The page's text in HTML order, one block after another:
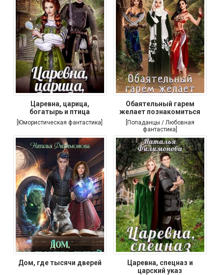
Царевна, царица,
богатырь и птица
[Юмористическая фантастика]
Обаятельный гарем
желает познакомиться
[Попаданцы / Любовная
фантастика]
Дом, где тысячи дверей
Царевна, спецназ и
царский указ